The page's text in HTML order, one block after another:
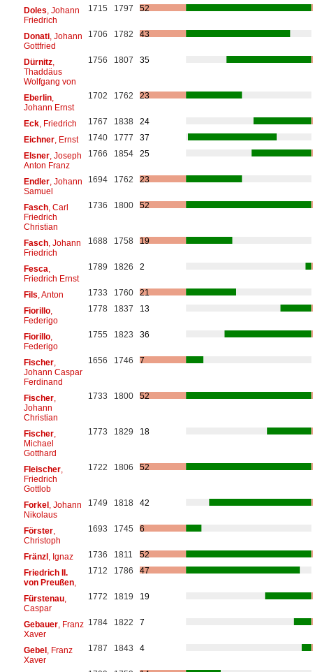
Doles , Johann
Friedrich
1715 1797 52
Donati, Johann
Gottfried
1706 1782 43
Dürnitz,
Thaddäus
Wolfgang von
1756 1807 35
Eberlin,
Johann Ernst
1702 1762 23
Eck, Friedrich 1767 1838
24
Eichner, Ernst 1740 1777
37
Elsner, Joseph
Anton Franz
1766 1854 25
Endler, Johann
Samuel
1694 1762 23
Fasch, Carl
Friedrich
Christian
1736 1800 52
Fasch, Johann
Friedrich
1688 1758 19
Fesca
Friedrich Ernst
1789 1826 2
Fils , Anton 1733 1760
21
Fiorillo,
Federigo
1778 1837 13
Fiorillo,
Federigo
1755 1823 36
Fischer,
Johann Caspar
Ferdinand
1656 1746 7
Fischer,
Johann
Christian
1733 1800 52
Fischer,
Michael
Gotthard
1773 1829 18
Fleischer,
Friedrich
Gottlob
1722 1806 52
Forkel, Johann
Nikolaus
1749 1818 42
Förster,
Christoph
1693 1745 6
Fränzl, Ignaz 1736 1811
52
Friedrich II.
von Preußen,
1712 1786 47
Fürstenau,
Caspar
1772 1819 19
Gebauer, Franz
Xaver
1784 1822 7
Gebel, Franz
Xaver
1787 1843 4